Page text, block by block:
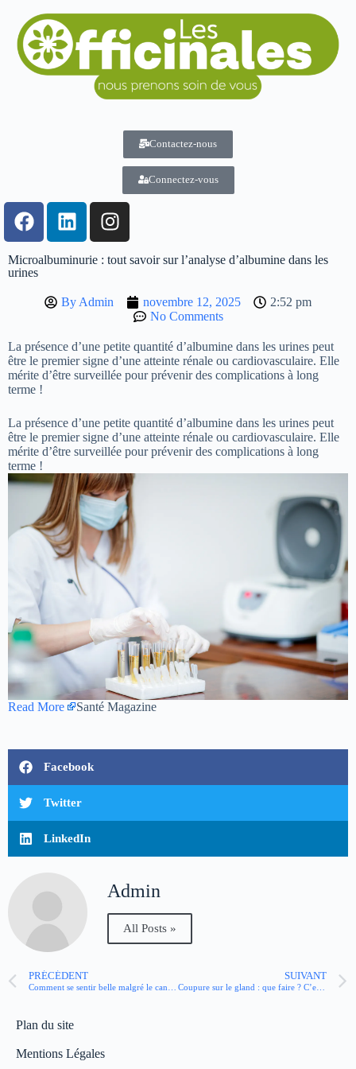
Contactez-nous
Connectez-vous
Microalbuminurie : tout savoir sur l’analyse d’albumine dans les
urines
By Admin novembre 12, 2025
2:52 pm
No Comments
La présence d’une petite quantité d’albumine dans les urines peut
être le premier signe d’une atteinte rénale ou cardiovasculaire. Elle
mérite d’être surveillée pour prévenir des complications à long
terme !
La présence d’une petite quantité d’albumine dans les urines peut
être le premier signe d’une atteinte rénale ou cardiovasculaire. Elle
mérite d’être surveillée pour prévenir des complications à long
terme !
Read More Santé Magazine
Facebook
Twitter
LinkedIn
Admin
All Posts »
PRÉCÉDENT
Comment se sentir belle malgré le cancer ?
SUIVANT
Coupure sur le gland : que faire ? C’est grave ?
Plan du site
Mentions Légales